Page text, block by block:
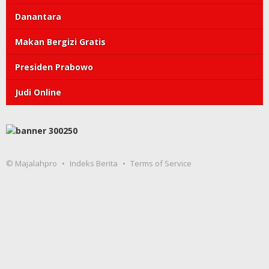
Danantara
Makan Bergizi Gratis
Presiden Prabowo
Judi Online
© Majalahpro Indeks Berita Terms of Service